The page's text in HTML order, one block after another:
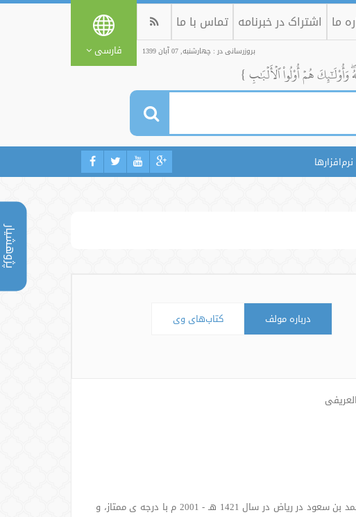
پژوهشیار
ما اشتراک در خبرنامه تماس با ما
بروزرسانی در : چهارشنبه, 07 آبان 1399 فارسی
وَأُوْلَٰٓئِكَ هُمۡ أُوْلُواْ ٱلۡأَلۡبَٰبِ }
نرم‌افزارها
درباره مولف کتاب‌های وی
• کسب ممدرک دکترای اصول دین در رشته عقیده و ادیان معاصر از دانشگاه اسلامی امام محمد بن سعود در ریاض در سال 1421 هـ - 2001 م با درجه ی ممتاز، و